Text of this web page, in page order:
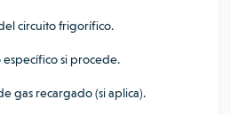
circuito frigorífico.
si procede.
gas recargado (si aplica).